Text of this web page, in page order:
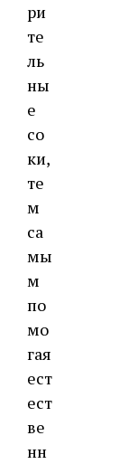
ри
те
ль
ны
е
со
ки,
те
м
са
мы
м
по
мо
гая
ест
ест
ве
нн